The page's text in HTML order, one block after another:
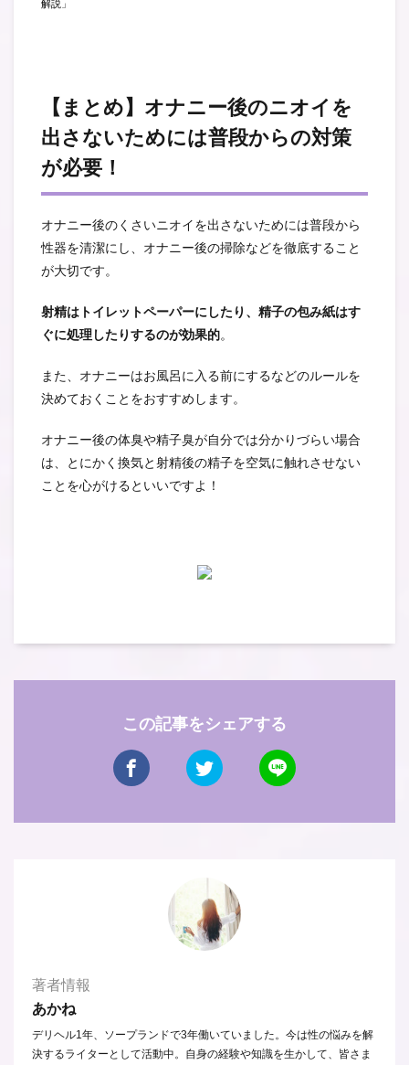
解説 」
【まとめ】オナニー後のニオイを
出さないためには普段からの対策
が必要！
オナニー後のくさいニオイを出さないためには普段から
性器を清潔にし、オナニー後の掃除などを徹底すること
が大切です。
射精はトイレットペーパーにしたり、精子の包み紙はす
ぐに処理したりするのが効果的。
また、オナニーはお風呂に入る前にするなどのルールを
決めておくことをおすすめします。
オナニー後の体臭や精子臭が自分では分かりづらい場合
は、とにかく換気と射精後の精子を空気に触れさせない
ことを心がけるといいですよ！
この記事をシェアする
著者情報
あかね
デリヘル1年、ソープランドで3年働いていました。今は性の悩みを解
決するライターとして活動中。自身の経験や知識を生かして、皆さま